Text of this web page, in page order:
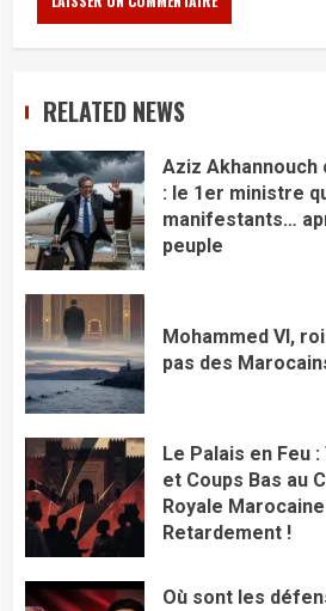
RELATED NEWS
Aziz Akhannouch
: le 1er ministre
manifestants…
peuple
Mohammed VI,
pas des
Le Palais en Feu
et Coups Bas au
Royale
Retardement !
Où sont les